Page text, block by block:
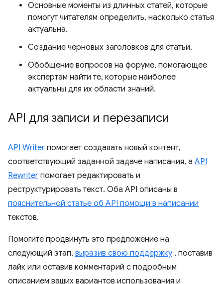
Основные моменты из длинных статей, которые
помогут читателям определить, насколько статья
актуальна.
Создание черновых заголовков для статьи.
Обобщение вопросов на форуме, помогающее
экспертам найти те, которые наиболее
актуальны для их области знаний.
API для записи и перезаписи
API Writer помогает создавать новый контент,
соответствующий заданной задаче написания, а API
Rewriter помогает редактировать и
реструктурировать текст. Оба API описаны в
пояснительной статье об API помощи в написании
текстов.
Помогите продвинуть это предложение на
следующий этап, выразив свою поддержку , поставив
лайк или оставив комментарий с подробным
описанием ваших вариантов использования и